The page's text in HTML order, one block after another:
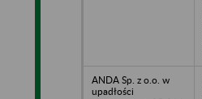
ANDA Sp. z o.o. w
upadłości